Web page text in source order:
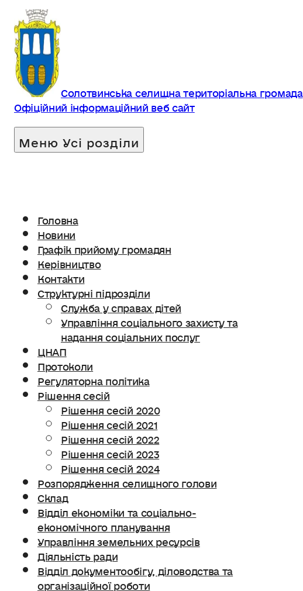
Солотвинська селищна територіальна громада
Офіційний інформаційний веб сайт
Головна
Новини
Графік прийому громадян
Керівництво
Контакти
Структурні підрозділи
Служба у справах дітей
Управління соціального захисту та
надання соціальних послуг
ЦНАП
Протоколи
Регуляторна політика
Рішення сесій
Рішення сесій 2020
Рішення сесій 2021
Рішення сесій 2022
Рішення сесій 2023
Рішення сесій 2024
Розпорядження селищного голови
Склад
Відділ економіки та соціально-
економічного планування
Управління земельних ресурсів
Діяльність ради
Відділ документообігу, діловодства та
організаційної роботи